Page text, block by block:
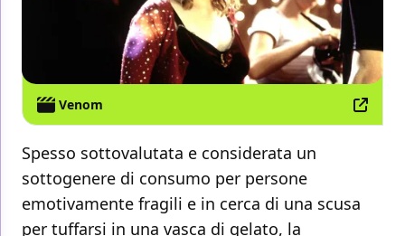
Venom
Spesso sottovalutata e considerata un
sottogenere di consumo per persone
emotivamente fragili e in cerca di una scusa
per tuffarsi in una vasca di gelato, la